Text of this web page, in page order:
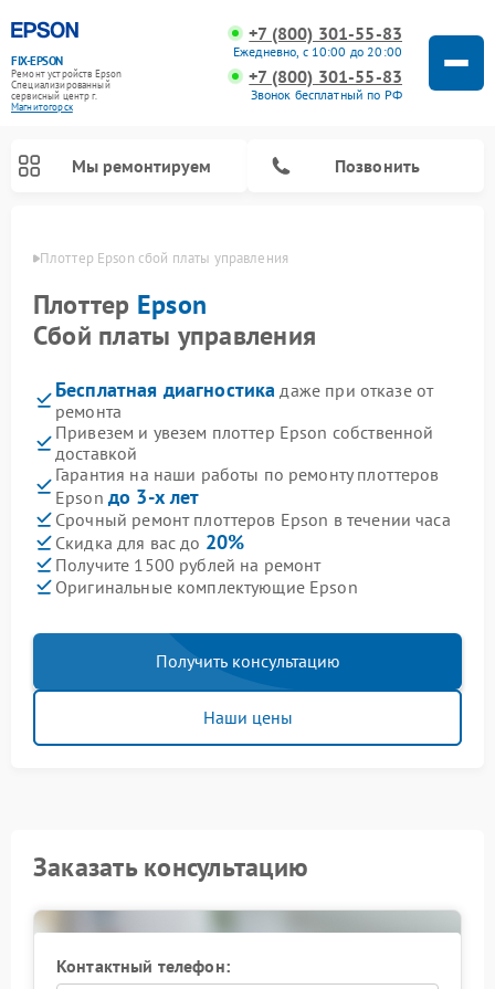
FIX-EPSON
Ремонт устройств Epson
Специализированный
cервисный центр г.
Магнитогорск
+7 (800) 301-55-83
Ежедневно, с 10:00 до 20:00
+7 (800) 301-55-83
Звонок бесплатный по РФ
Мы ремонтируем Позвонить
Плоттер Epson сбой платы управления
Плоттер Epson
Сбой платы управления
Бесплатная диагностика даже при отказе от
ремонта
Привезем и увезем плоттер Epson собственной
доставкой
Гарантия на наши работы по ремонту плоттеров
Epson до 3-х лет
Срочный ремонт плоттеров Epson в течении часа
Скидка для вас до 20%
Получите 1500 рублей на ремонт
Оригинальные комплектующие Epson
Получить консультацию
Наши цены
Заказать консультацию
Контактный телефон: